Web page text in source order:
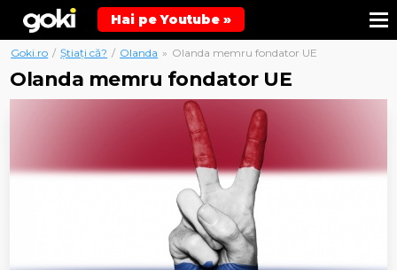
Hai pe Youtube »
Goki.ro / Știați că? / Olanda » Olanda memru fondator UE
Olanda memru fondator UE